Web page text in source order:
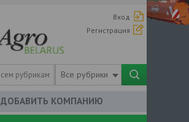
Вход
Регистрация
Все рубрики
ДОБАВИТЬ КОМПАНИЮ